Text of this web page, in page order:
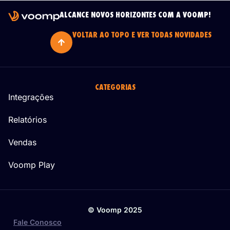
ALCANCE NOVOS HORIZONTES COM A VOOMP!
VOLTAR AO TOPO E VER TODAS NOVIDADES
CATEGORIAS
Integrações
Relatórios
Vendas
Voomp Play
© Voomp 2025
Fale Conosco